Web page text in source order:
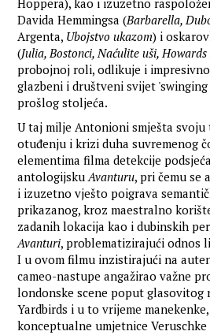
Hoppera), kao i izuzetno
Davida Hemmingsa (Barbarella,
Argenta, Ubojstvo ukazom) i
(Julia, Bostonci, Naćulite uši,
probojnoj roli, odlikuje i
glazbeni i društveni svijet
prošlog stoljeća.
U taj milje Antonioni smješta svoju
otuđenju i krizi duha suvremenog
elementima filma detekcije
antologijskuAvanturu, pri čemu se
i izuzetno vješto poigrava
prikazanog, kroz maestralno
zadanih lokacija kao i dubinskih
Avanturi, problematizirajući odnos
I u ovom filmu inzistirajući na
cameo-nastupe angažirao važne
londonske scene poput glasovitog
Yardbirds i u to vrijeme
konceptualne umjetnice